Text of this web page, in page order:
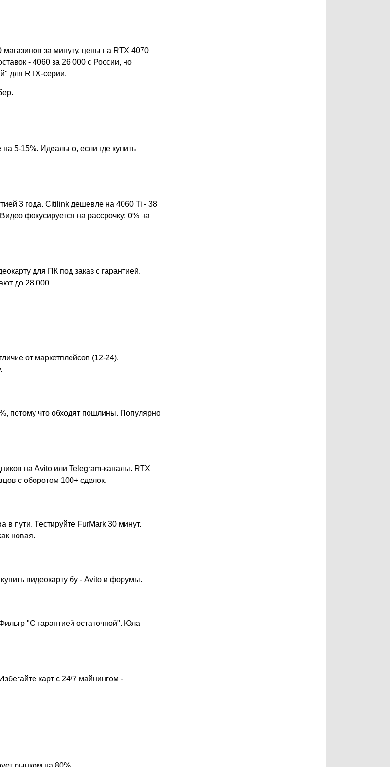
магазинов за минуту, цены на RTX 4070
- 4060 за 26 000 с России, но
для RTX-серии.
5-15%. Идеально, если где купить
3 года. Citilink дешевле на 4060 Ti - 38
фокусируется на рассрочку: 0% на
для ПК под заказ с гарантией.
до 28 000.
от маркетплейсов (12-24).
потому что обходят пошлины. Популярно
на Avito или Telegram-каналы. RTX
с оборотом 100+ сделок.
в пути. Тестируйте FurMark 30 минут.
новая.
видеокарту бу - Avito и форумы.
"С гарантией остаточной". Юла
карт с 24/7 майнингом -
рынком на 80%.